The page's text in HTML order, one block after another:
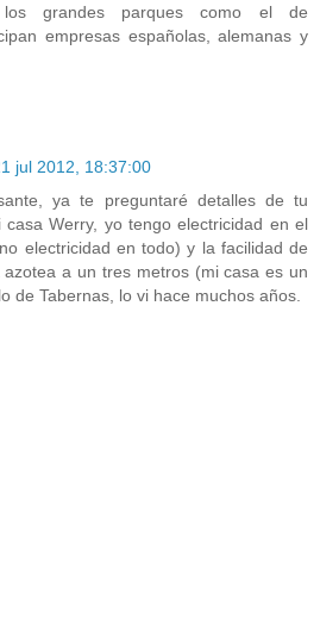
los grandes parques como el de
empresas españolas, alemanas y
jul 2012, 18:37:00
ya te preguntaré detalles de tu
casa Werry, yo tengo electricidad en el
electricidad en todo) y la facilidad de
a un tres metros (mi casa es un
de Tabernas, lo vi hace muchos años.